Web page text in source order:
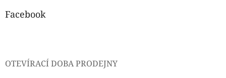
Facebook
OTEVÍRACÍ DOBA PRODEJNY